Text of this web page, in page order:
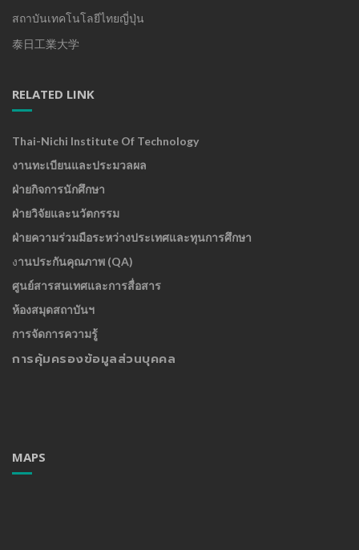
สถาบันเทคโนโลยีไทยญี่ปุ่น
泰日工業大学
RELATED LINK
Thai-Nichi Institute Of Technology
งานทะเบียนและประมวลผล
ฝ่ายกิจการนักศึกษา
ฝ่ายวิจัยและนวัตกรรม
ฝ่ายความร่วมมือระหว่างประเทศและทุนการศึกษา
งานประกันคุณภาพ (QA)
ศูนย์สารสนเทศและการสื่อสาร
ห้องสมุดสถาบันฯ
การจัดการความรู้
การคุ้มครองข้อมูลส่วนบุคคล
MAPS